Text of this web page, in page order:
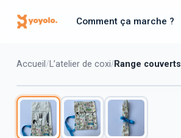
Comment ça marche ?
Accueil L’atelier de coxi Range couverts